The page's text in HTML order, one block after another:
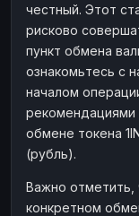
честный. Этот
рисково
пункт обмена
ознакомьтесь с
началом
рекомендациями
обмене токена
(рубль).
Важно отметить,
конкретном